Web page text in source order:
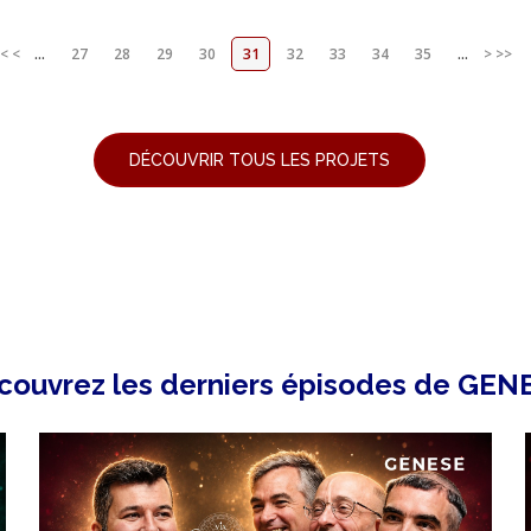
< ... 27 28 29 30 31 32 33 34 35 ... > >>
DÉCOUVRIR TOUS LES PROJETS
les derniers épisodes de